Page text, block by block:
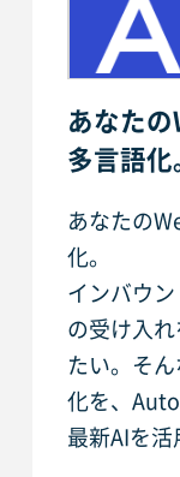
あなた
多言語化
あなたの
化。
インバウ
の受け入
たい。そ
化を、
最新AIを活